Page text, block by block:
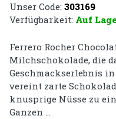
Unser Code: 303169
Verfügbarkeit: Auf
Ferrero Rocher
Milchschokolade, die
Geschmackserlebnis
vereint zarte
knusprige Nüsse zu
Ganzen ...